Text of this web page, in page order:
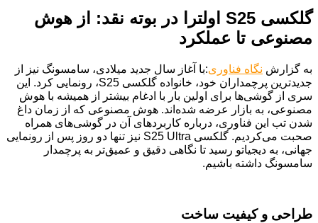
گلکسی S25 اولترا در بوته نقد: از هوش
مصنوعی تا عملکرد
به گزارش نگاه فناوری:با آغاز سال جدید میلادی، سامسونگ نیز از
جدیدترین پرچمداران خود، خانواده گلکسی S25، رونمایی کرد. این
سری از گوشی‌ها برای اولین بار با ادغام بیشتر از همیشه با هوش
مصنوعی، به بازار عرضه شده‌اند. هوش مصنوعی که از زمان داغ
شدن تب این فناوری، درباره کاربردهای آن در گوشی‌های همراه
صحبت می‌کردیم. گلکسی S25 Ultra نیز تنها دو روز پس از رونمایی
جهانی، به دیجیاتو رسید تا نگاهی دقیق و عمیق‌تر به پرچمدار
سامسونگ داشته باشیم.
طراحی و کیفیت ساخت